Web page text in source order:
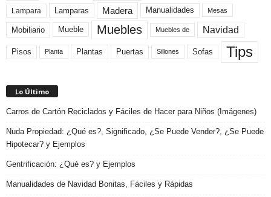
Lampara Lamparas Madera Manualidades Mesas
Mobiliario Mueble Muebles Muebles de Navidad
Pisos Planta Plantas Puertas Sillones Sofas Tips
Lo Último
Carros de Cartón Reciclados y Fáciles de Hacer para Niños (Imágenes)
Nuda Propiedad: ¿Qué es?, Significado, ¿Se Puede Vender?, ¿Se Puede
Hipotecar? y Ejemplos
Gentrificación: ¿Qué es? y Ejemplos
Manualidades de Navidad Bonitas, Fáciles y Rápidas